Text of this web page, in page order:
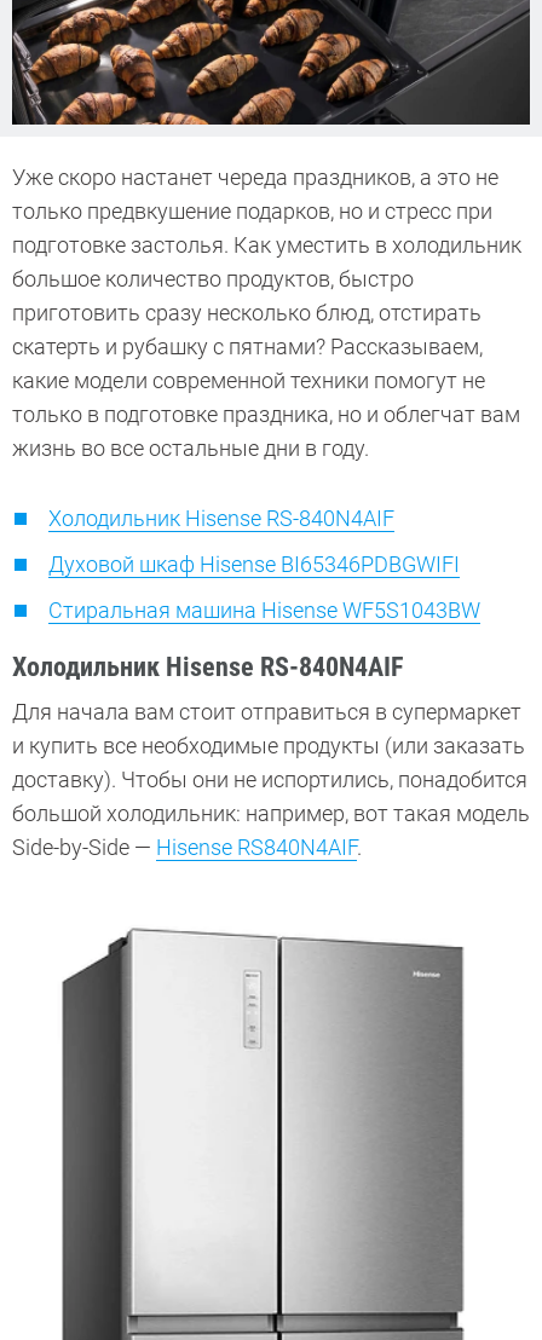
Уже скоро настанет череда праздников, а это не
только предвкушение подарков, но и стресс при
подготовке застолья. Как уместить в холодильник
большое количество продуктов, быстро
приготовить сразу несколько блюд, отстирать
скатерть и рубашку с пятнами? Рассказываем,
какие модели современной техники помогут не
только в подготовке праздника, но и облегчат вам
жизнь во все остальные дни в году.
Холодильник Hisense RS-840N4AIF
Духовой шкаф Hisense BI65346PDBGWIFI
Стиральная машина Hisense WF5S1043BW
Холодильник Hisense RS-840N4AIF
Для начала вам стоит отправиться в супермаркет
и купить все необходимые продукты (или заказать
доставку). Чтобы они не испортились, понадобится
большой холодильник: например, вот такая модель
Side-by-Side — Hisense RS840N4AIF.